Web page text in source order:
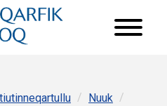
/ Nuuk /